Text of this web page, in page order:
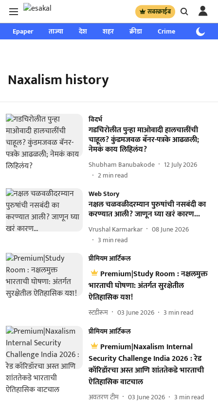
सबस्क्राईब
Epaper ताज्या देश शहर क्रीडा Crime साप्ताहिक
Naxalism history
विदर्भ
गडचिरोलीत पुन्हा माओवादी हालचालींची
चाहूल? कुंडमजवळ बॅनर-पत्रके आढळली;
नेमकं काय लिहिलंय?
Shubham Banubakode
12 July 2026
2min read
Web Story
नक्षल चळवळीदरम्यान पुरुषांची नसबंदी का
करण्यात आली? जाणून घ्या खरं कारण...
Vrushal Karmarkar
08 June 2026
3 min read
प्रीमियम आर्टिकल
Premium|Study Room : नक्षलमुक्त
भारताची घोषणा: अंतर्गत सुरक्षेतील
ऐतिहासिक यश!
स्टडीरूम 03 June 2026 3 min read
प्रीमियम आर्टिकल
Premium|Naxalism Internal
Security Challenge India 2026 : रेड
कॉरिडॉरचा अस्त आणि शांततेकडे भारताची
ऐतिहासिक वाटचाल
अवतरण टीम 03 June 2026 3 min read